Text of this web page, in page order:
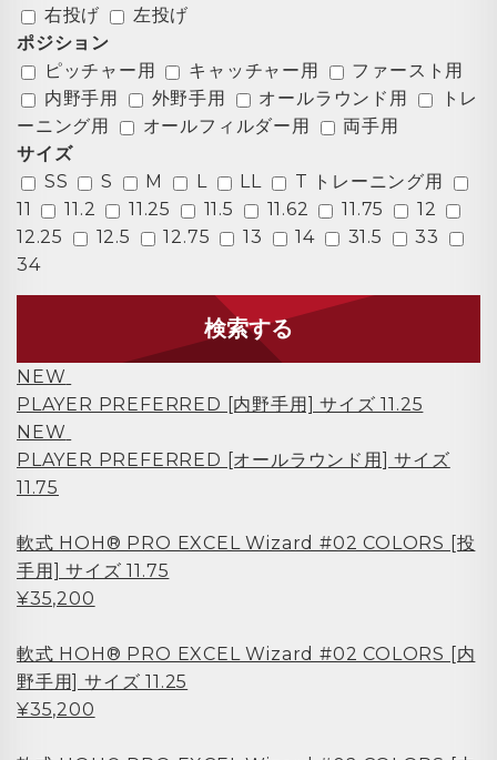
右投げ
左投げ
ポジション
ピッチャー用
キャッチャー用
ファースト用
内野手用
外野手用 オールラウンド用
トレ
ーニング用
オールフィルダー用
両手用
サイズ
SS
S M L LL
T トレーニング用
11
11.2 11.25 11.5 11.62 11.75
12
12.25
12.5 12.75 13 14 31.5
33
34
検索する
NEW
PLAYER PREFERRED [内野手用] サイズ 11.25
NEW
PLAYER PREFERRED [オールラウンド用] サイズ
11.75
軟式 HOH® PRO EXCEL Wizard #02 COLORS [投
手用] サイズ 11.75
¥35,200
軟式 HOH® PRO EXCEL Wizard #02 COLORS [内
野手用] サイズ 11.25
¥35,200